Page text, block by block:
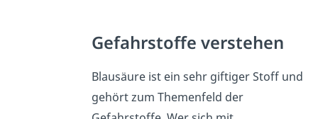
Gefahrstoffe verstehen
Blausäure ist ein sehr giftiger Stoff und
gehört zum Themenfeld der